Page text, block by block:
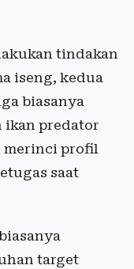
tindakan
iseng, kedua
biasanya
ikan predator
merinci profil
saat
target